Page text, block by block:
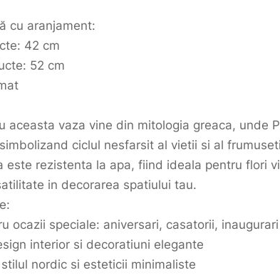
cu aranjament:
42 cm
52 cm
aceasta vaza vine din mitologia greaca,
ciclul nesfarsit al vietii si al
este rezistenta la apa, fiind ideala pentru flori
in decorarea spatiului tau.
ocazii speciale: aniversari, casatorii,
interior si decoratiuni elegante
nordic si esteticii minimaliste